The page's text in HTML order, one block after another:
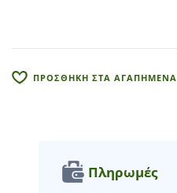
:
ΠΡΟΣΘΗΚΗ ΣΤΑ ΑΓΑΠΗΜΕΝΑ
Πληρωμές